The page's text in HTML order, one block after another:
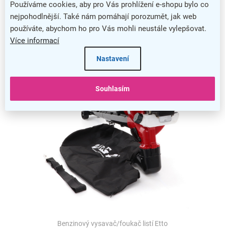
Používáme cookies, aby pro Vás prohlížení e-shopu bylo co
nejpohodlnější. Také nám pomáhají porozumět, jak web
používáte, abychom ho pro Vás mohli neustále vylepšovat.
Více informací
Nastavení
Souhlasím
Pojízdné kolečko, pohodlná rukojeť a ramenní popruh
usnadní jeho přenášení a manipulaci.
Benzinový vysavač/foukač listí Etto